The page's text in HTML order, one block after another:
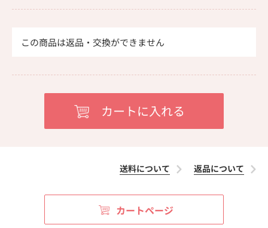
この商品は返品・交換ができません
送料について 返品について
カートページ